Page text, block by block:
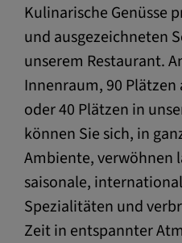
Kulinarische Genüsse
und ausgezeichneten
unserem Restaurant.
Innenraum, 90 Plätzen
oder 40 Plätzen in
können Sie sich, in
Ambiente, verwöhnen
saisonale,
Spezialitäten und
Zeit in entspannter